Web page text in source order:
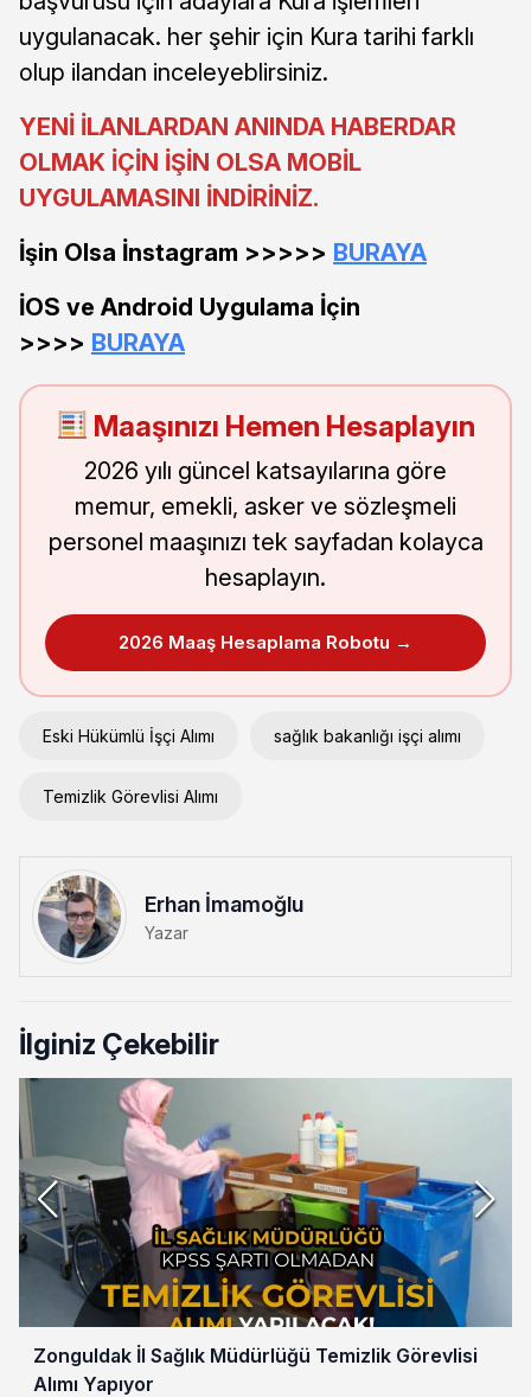
uygulanacak. her şehir için Kura tarihi farklı
olup ilandan inceleyeblirsiniz.
YENİ İLANLARDAN ANINDA HABERDAR
OLMAK İÇİN İŞİN OLSA MOBİL
UYGULAMASINI İNDİRİNİZ.
İşin Olsa İnstagram >>>>> BURAYA
İOS ve Android Uygulama İçin
>>>> BURAYA
Maaşınızı Hemen Hesaplayın
2026 yılı güncel katsayılarına göre
memur, emekli, asker ve sözleşmeli
personel maaşınızı tek sayfadan kolayca
hesaplayın.
2026 Maaş Hesaplama Robotu →
Eski Hükümlü İşçi Alımı sağlık bakanlığı işçi alımı
Temizlik Görevlisi Alımı
Erhan İmamoğlu
Yazar
İlginiz Çekebilir
Zonguldak İl Sağlık Müdürlüğü Temizlik Görevlisi
Alımı Yapıyor